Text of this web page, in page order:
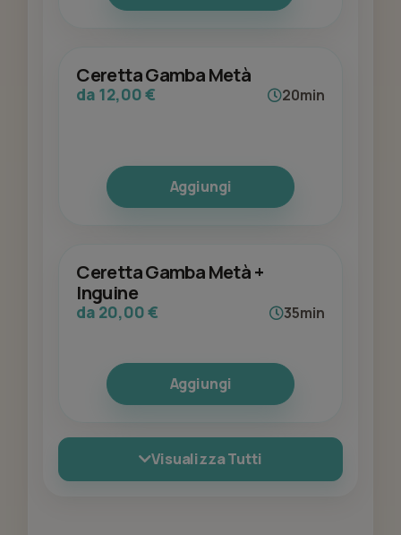
Ceretta Gamba Metà
da 12,00 € 20min
Aggiungi
Ceretta Gamba Metà +
Inguine
da 20,00 € 35min
Aggiungi
Visualizza Tutti